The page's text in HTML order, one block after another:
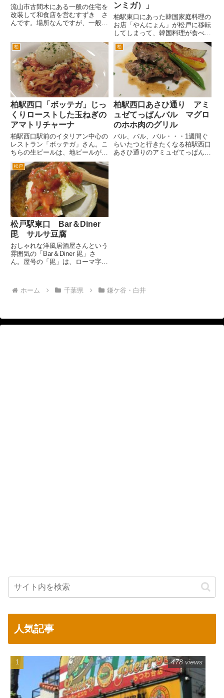
流山市古間木にある一般の住宅を
改装して和食店を営むすずき さ
んです。場所なんですが、一般の
前の通りを柏方面へ。中の交差
点、流山セントラルパーク駅脇の
つくばエクスプレスをくぐり北小
金...
ンミガ）」
柏駅東口にあった韓国家庭料理の
お店「やんにょん」が松戸に移転
してしまって、韓国料理が食べた
いときにちょっと不便です。 そ
んなときに、こんなところに韓国
料理のお店があったんだというの
が「韓味家 （ハンミガ）」さ
ん。 柏駅東口のビックカメラ
柏
柏駅西口「ボッテガ」じっ
くりローストした玉ねぎの
アマトリチャーナ
柏駅西口駅前のイタリアン中心の
レストラン「ボッテガ」さん。こ
ちらの生ビールは、地ビールがメ
インです。まずは、那須高原ビー
ル。グラスは、店名の入ったオリ
ジナルです。 農園野菜のバーニ
ャカウダ。 カルパッチョは、サ
ーモンとカツオ。 季節野菜の
ク...
柏
柏駅西口あさひ通り アミ
ュゼてっぱんバル マグロ
のホホ肉のグリル
バル、バル、バル・・・1週間ぐ
らいたつと行きたくなる柏駅西口
あさひ通りのアミュゼてっぱんバ
松戸
松戸駅東口 Bar＆Diner
毘 サルサ豆腐
おしゃれな洋風居酒屋さんという
雰囲気の「Bar＆Diner 毘」さ
ん。屋号の「毘」は、ローマ字表
です。 場所は、松戸駅東口を
出て、三井住友銀行の交差点を右
ホーム 千葉県 鎌ケ谷・白井
人気記事
478 views